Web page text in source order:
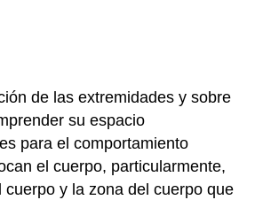
de las extremidades y sobre
su espacio
para el comportamiento
el cuerpo, particularmente,
y la zona del cuerpo que